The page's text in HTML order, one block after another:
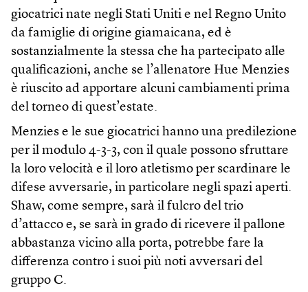
giocatrici nate negli Stati Uniti e nel Regno Unito
da famiglie di origine giamaicana, ed è
sostanzialmente la stessa che ha partecipato alle
qualificazioni, anche se l’allenatore Hue Menzies
è riuscito ad apportare alcuni cambiamenti prima
del torneo di quest’estate.
Menzies e le sue giocatrici hanno una predilezione
per il modulo 4-3-3, con il quale possono sfruttare
la loro velocità e il loro atletismo per scardinare le
difese avversarie, in particolare negli spazi aperti.
Shaw, come sempre, sarà il fulcro del trio
d’attacco e, se sarà in grado di ricevere il pallone
abbastanza vicino alla porta, potrebbe fare la
differenza contro i suoi più noti avversari del
gruppo C.